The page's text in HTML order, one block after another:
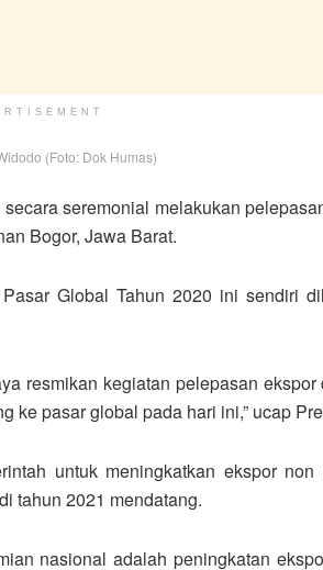
(Foto: Dok Humas)
seremonial melakukan
Bogor, Jawa Barat.
Global Tahun 2020 ini sendiri
resmikan kegiatan pelepasan
ke pasar global pada hari ini,” ucap
untuk meningkatkan ekspor
tahun 2021 mendatang.
nasional adalah peningkatan